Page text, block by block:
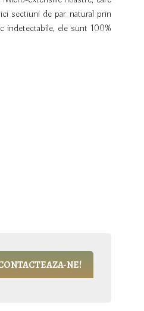
sectiuni de par natural prin
indetectabile, ele sunt 100%
NE!